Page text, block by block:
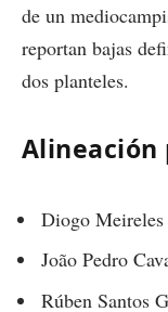
de un
reportan bajas
dos planteles.
Alineación
Diogo Meireles
João Pedro
Rúben Santos